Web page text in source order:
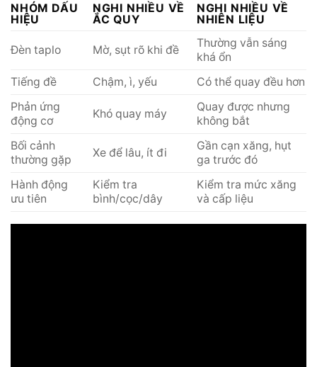
NHÓM DẤU
HIỆU
NGHI NHIỀU VỀ
ẮC QUY
NGHI NHIỀU VỀ
NHIÊN LIỆU
Đèn taplo Mờ, sụt rõ khi đề
Thường vẫn sáng
khá ổn
Tiếng đề
Chậm, ì, yếu
Có thể quay đều hơn
Phản ứng
động cơ
Khó quay máy
Quay được nhưng
không bắt
Bối cảnh
thường gặp
Xe để lâu, ít đi
Gần cạn xăng, hụt
ga trước đó
Hành động
ưu tiên
Kiểm tra
bình/cọc/dây
Kiểm tra mức xăng
và cấp liệu